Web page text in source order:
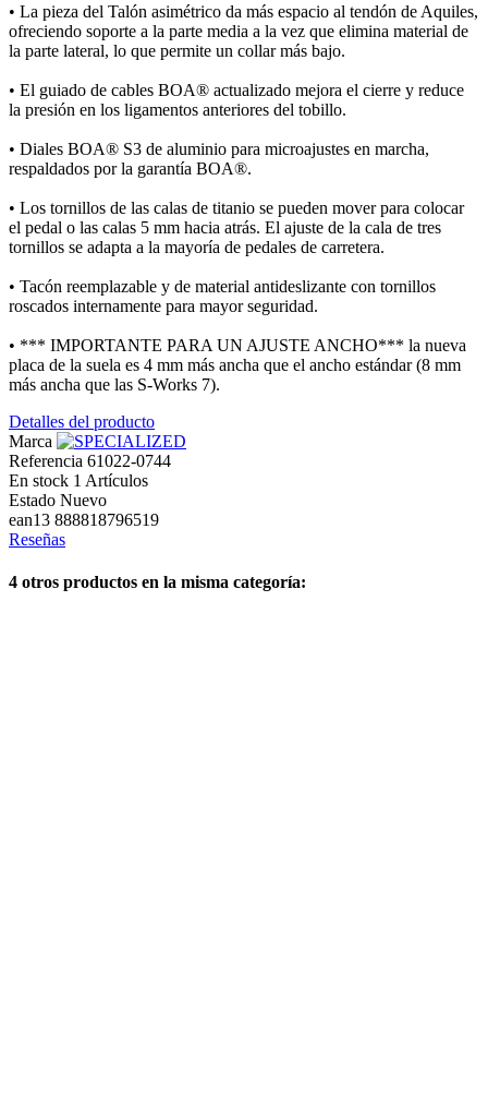
• La pieza del Talón asimétrico da más espacio al tendón de Aquiles,
ofreciendo soporte a la parte media a la vez que elimina material de
la parte lateral, lo que permite un collar más bajo.
• El guiado de cables BOA® actualizado mejora el cierre y reduce
la presión en los ligamentos anteriores del tobillo.
• Diales BOA® S3 de aluminio para microajustes en marcha,
respaldados por la garantía BOA®.
• Los tornillos de las calas de titanio se pueden mover para colocar
el pedal o las calas 5 mm hacia atrás. El ajuste de la cala de tres
tornillos se adapta a la mayoría de pedales de carretera.
• Tacón reemplazable y de material antideslizante con tornillos
roscados internamente para mayor seguridad.
• *** IMPORTANTE PARA UN AJUSTE ANCHO*** la nueva
placa de la suela es 4 mm más ancha que el ancho estándar (8 mm
más ancha que las S-Works 7).
Detalles del producto
Marca
Referencia 61022-0744
En stock 1 Artículos
Estado Nuevo
ean13 888818796519
Reseñas
4 otros productos en la misma categoría: